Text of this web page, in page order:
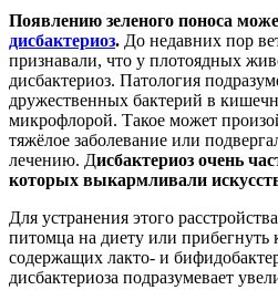
Появлению зеленого поноса
дисбактериоз. До недавних пор
признавали, что у плотоядных
дисбактериоз. Патология
дружественных бактерий в
микрофлорой. Такое может
тяжёлое заболевание или
лечению. Дисбактериоз очень
которых выкармливали
Для устранения этого
питомца на диету или
содержащих лакто- и
дисбактериоза подразумевает